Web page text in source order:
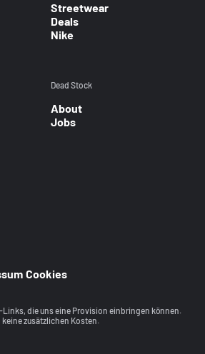
Streetwear
Deals
Nike
Dead Stock
About
Jobs
Cookies
Links, die uns eine Provision einbringen können.
zusätzlichen Kosten.